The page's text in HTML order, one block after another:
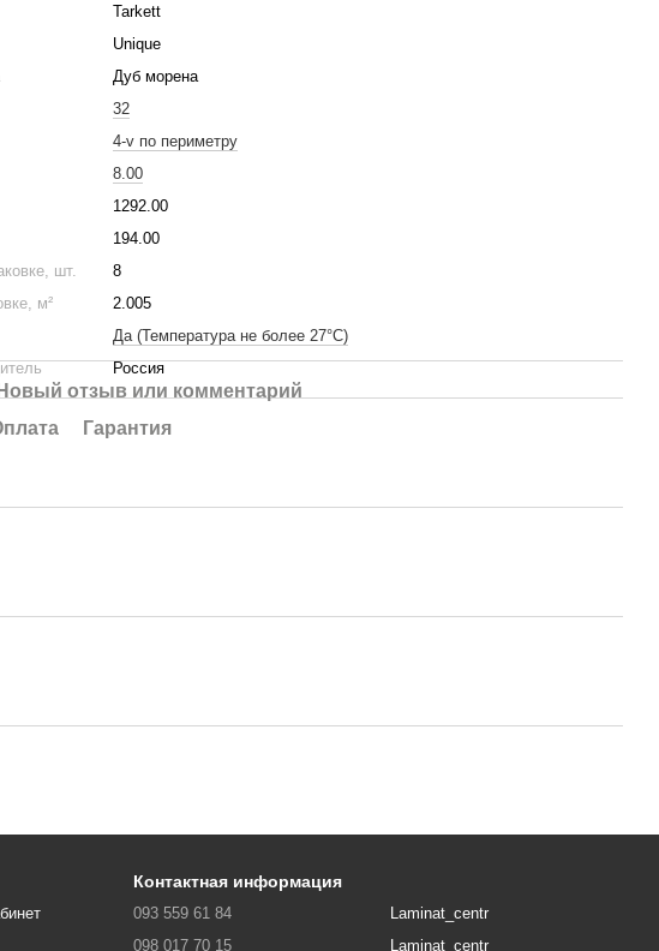
Tarkett
Unique
Дуб морена
32
4-v по периметру
8.00
1292.00
194.00
шт.
8
м²
2.005
Да (Температура не более 27°C)
Россия
Новый отзыв или комментарий
Гарантия
Контактная информация
093 559 61 84
098 017 70 15
Laminat_centr
Laminat_centr